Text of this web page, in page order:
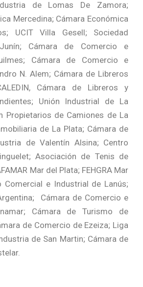
de Lomas De Zamora;
Mercedina; Cámara Económica
UCIT Villa Gesell; Sociedad
Cámara de Comercio e
Cámara de Comercio e
N. Alem; Cámara de Libreros
Cámara de Libreros y
Unión Industrial de La
Propietarios de Camiones de La
de La Plata; Cámara de
de Valentín Alsina; Centro
Asociación de Tenis de
Mar del Plata; FEHGRA Mar
Comercial e Industrial de Lanús;
Cámara de Comercio e
Cámara de Turismo de
de Comercio de Ezeiza; Liga
de San Martin; Cámara de